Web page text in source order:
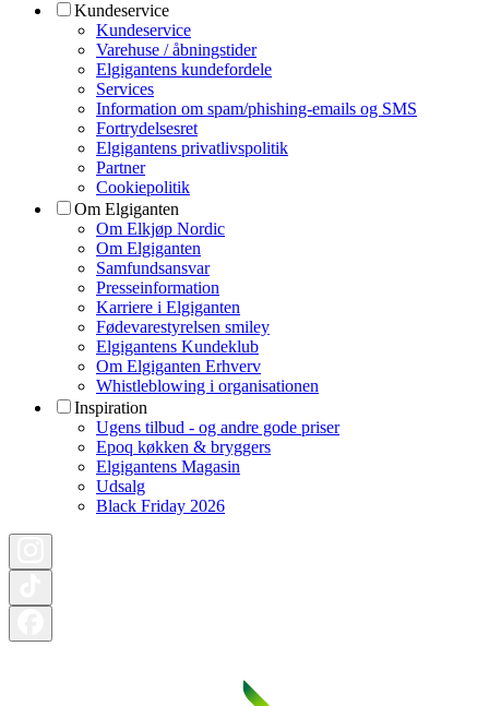
Kundeservice
Kundeservice
Varehuse / åbningstider
Elgigantens kundefordele
Services
Information om spam/phishing-emails og SMS
Fortrydelsesret
Elgigantens privatlivspolitik
Partner
Cookiepolitik
Om Elgiganten
Om Elkjøp Nordic
Om Elgiganten
Samfundsansvar
Presseinformation
Karriere i Elgiganten
Fødevarestyrelsen smiley
Elgigantens Kundeklub
Om Elgiganten Erhverv
Whistleblowing i organisationen
Inspiration
Ugens tilbud - og andre gode priser
Epoq køkken & bryggers
Elgigantens Magasin
Udsalg
Black Friday 2026